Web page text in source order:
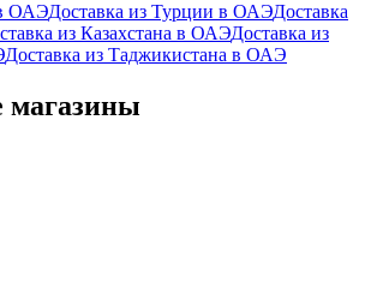
ОАЭДоставка из Турции в ОАЭДоставка
из Казахстана в ОАЭДоставка из
Доставка из Таджикистана в ОАЭ
магазины